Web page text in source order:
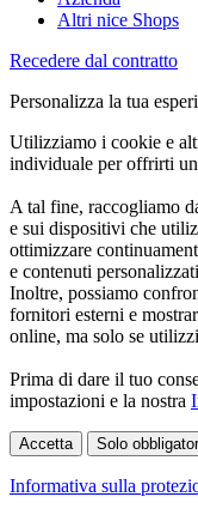
Altri nice Shops
Recedere dal contratto
Personalizza la tua
Utilizziamo i cookie e
individuale per offrirti
A tal fine, raccogliamo
e sui dispositivi che
ottimizzare
e contenuti
Inoltre, possiamo
fornitori esterni e
online, ma solo se
Prima di dare il tuo
impostazioni e la nostra
Accetta Solo
Informativa sulla